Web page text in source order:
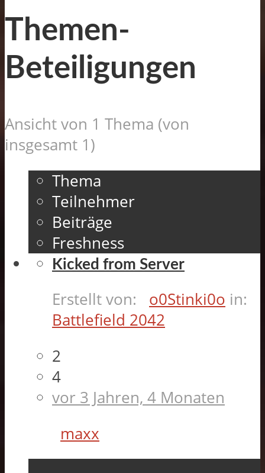
Themen-
Beteiligungen
Ansicht von 1 Thema (von
insgesamt 1)
Thema
Teilnehmer
Beiträge
Freshness
Kicked from Server
Erstellt von: o0Stinki0o in:
Battlefield 2042
2
4
vor 3 Jahren, 4 Monaten
maxx